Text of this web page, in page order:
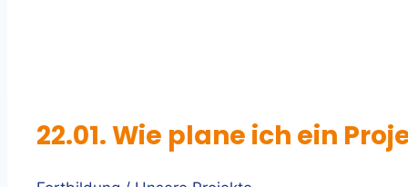
22.01. Wie plane ich ein